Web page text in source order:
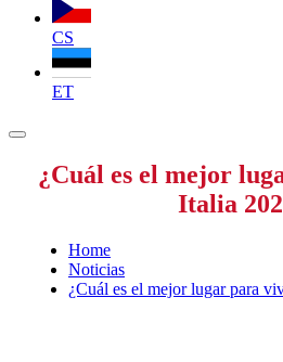
CS
ET
¿Cuál es el mejor
Italia
Home
Noticias
¿Cuál es el mejor lugar para